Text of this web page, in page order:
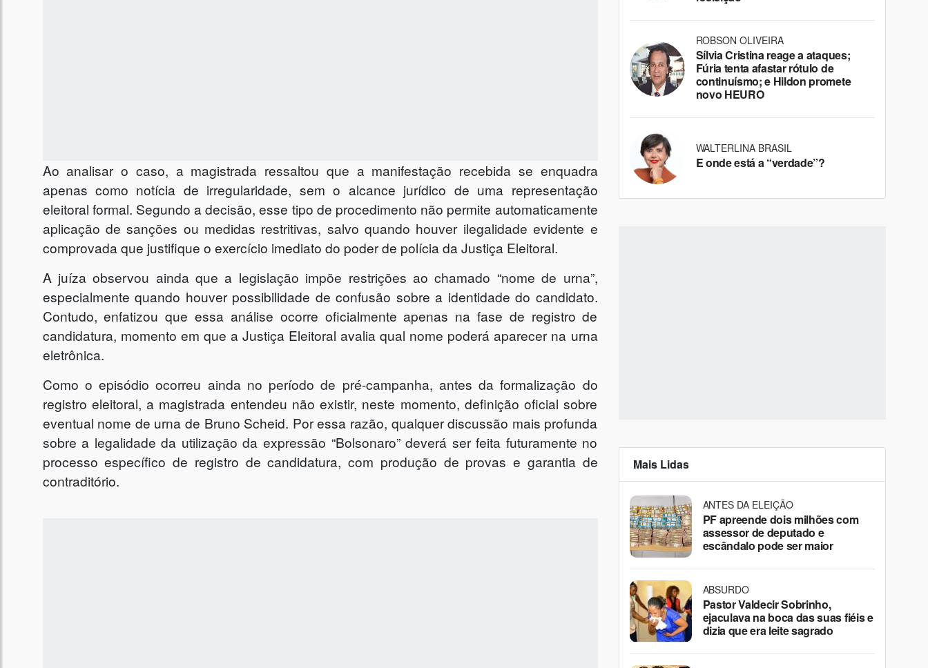
Ao analisar o caso, a magistrada ressaltou que a manifestação recebida se enquadra
apenas como notícia de irregularidade, sem o alcance jurídico de uma representação
eleitoral formal. Segundo a decisão, esse tipo de procedimento não permite automaticamente
aplicação de sanções ou medidas restritivas, salvo quando houver ilegalidade evidente e
comprovada que justifique o exercício imediato do poder de polícia da Justiça Eleitoral.
A juíza observou ainda que a legislação impõe restrições ao chamado “nome de urna”,
especialmente quando houver possibilidade de confusão sobre a identidade do candidato.
Contudo, enfatizou que essa análise ocorre oficialmente apenas na fase de registro de
candidatura, momento em que a Justiça Eleitoral avalia qual nome poderá aparecer na urna
eletrônica.
Como o episódio ocorreu ainda no período de pré-campanha, antes da formalização do
registro eleitoral, a magistrada entendeu não existir, neste momento, definição oficial sobre
eventual nome de urna de Bruno Scheid. Por essa razão, qualquer discussão mais profunda
sobre a legalidade da utilização da expressão “Bolsonaro” deverá ser feita futuramente no
processo específico de registro de candidatura, com produção de provas e garantia de
contraditório.
ROBSON OLIVEIRA
Sílvia Cristina reage a ataques;
Fúria tenta afastar rótulo de
continuísmo; e Hildon promete
novo HEURO
WALTERLINA BRASIL
E onde está a “verdade”?
Mais Lidas
ANTES DA ELEIÇÃO
PF apreende dois milhões com
assessor de deputado e
escândalo pode ser maior
ABSURDO
Pastor Valdecir Sobrinho,
ejaculava na boca das suas fiéis e
dizia que era leite sagrado